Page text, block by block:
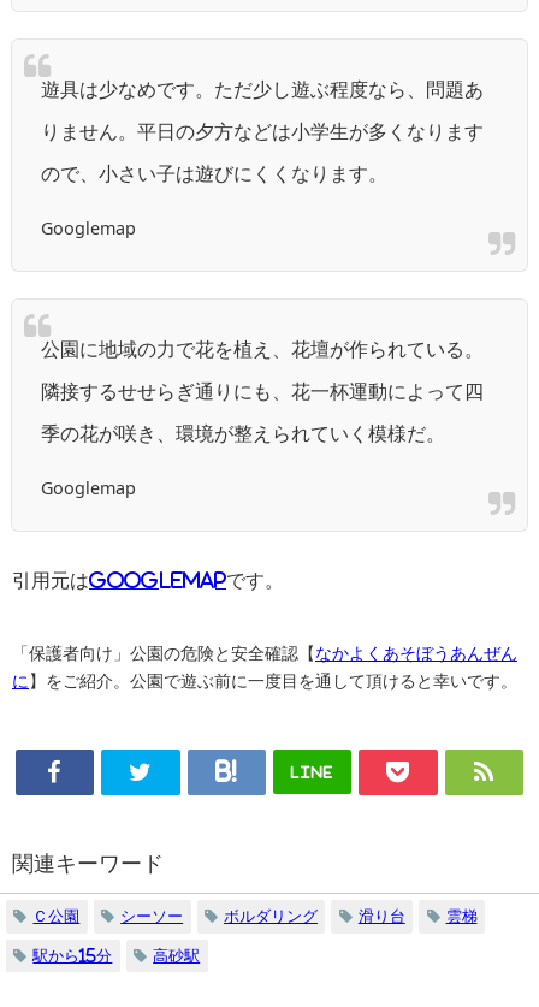
遊具は少なめです。ただ少し遊ぶ程度なら、問題あ
りません。平日の夕方などは小学生が多くなります
ので、小さい子は遊びにくくなります。
Googlemap
公園に地域の力で花を植え、花壇が作られている。
隣接するせせらぎ通りにも、花一杯運動によって四
季の花が咲き、環境が整えられていく模様だ。
Googlemap
引用元はGoogleMAPです。
「保護者向け」公園の危険と安全確認【 なかよくあそぼうあんぜん
に 】をご紹介。公園で遊ぶ前に一度目を通して頂けると幸いです。
LINE
関連キーワード
Ｃ公園 シーソー ボルダリング 滑り台 雲梯
駅から15分 高砂駅